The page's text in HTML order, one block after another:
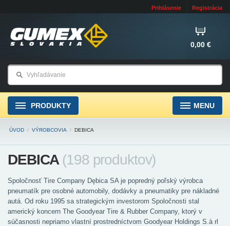
Prihlásenie Registrácia
0,00 €
PRODUKTY MENU
ÚVOD / VÝROBCOVIA / DEBICA
DEBICA (198 produktov)
Spoločnosť Tire Company Dębica SA je popredný poľský výrobca
pneumatík pre osobné automobily, dodávky a pneumatiky pre nákladné
autá. Od roku 1995 sa strategickým investorom Spoločnosti stal
americký koncern The Goodyear Tire & Rubber Company, ktorý v
súčasnosti nepriamo vlastní prostredníctvom Goodyear Holdings S.à rl